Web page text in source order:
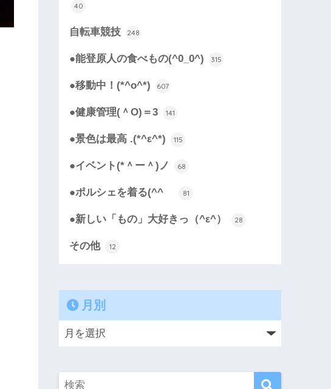
40
自転車競技 248
●能登原人の食べもの(^0_0^) 315
●移動中！(*^o^*) 607
●健康管理(＾O)＝3 141
●景色は最高 .(*^ε^*) 115
●イベント(*＾ー＾)ノ 68
●ポルシェを着る(^^ゞ 81
●新しい「もの」大好きっ（^ε^） 28
その他 12
月別